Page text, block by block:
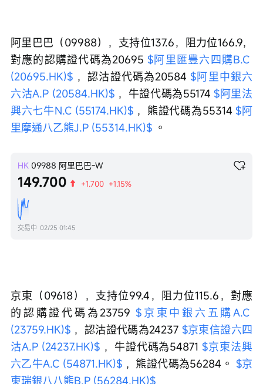
阿里巴巴（09988），支持位137.6，阻力位166.9，
對應的認購證代碼為20695 $阿里匯豐六四購B.C
(20695.HK)$ ，認沽證代碼為20584 $阿里中銀六
六沽A.P (20584.HK)$ ，牛證代碼為55174 $阿里法
興六七牛N.C (55174.HK)$ ，熊證代碼為55314 $阿
里摩通八乙熊J.P (55314.HK)$ 。
HK 09988 阿里巴巴-W
149.700 +1.700 +1.15%
交易中 02/25 01:45
京東（09618），支持位99.4，阻力位115.6，對應
的認購證代碼為23759 $京東中銀六五購A.C
(23759.HK)$ ，認沽證代碼為24237 $京東信證六四
沽A.P (24237.HK)$ ，牛證代碼為54871 $京東法興
六乙牛A.C (54871.HK)$ ，熊證代碼為56284。 $京
東瑞銀八八熊B.P (56284.HK)$